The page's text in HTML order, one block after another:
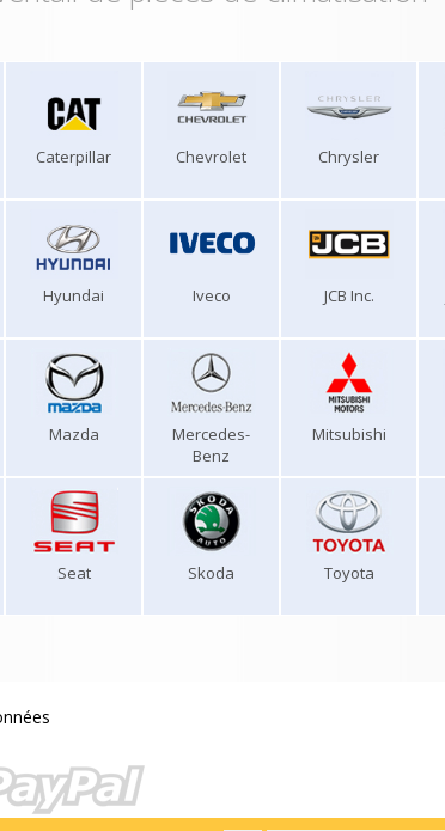
Caterpillar Chevrolet Chrysler
Hyundai Iveco JCB Inc.
Mazda
Mercedes-
Benz
Mitsubishi
Seat Skoda Toyota